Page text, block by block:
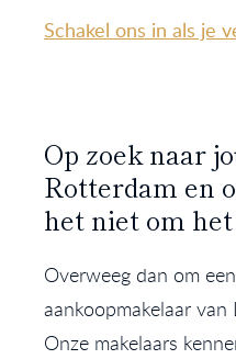
Schakel ons in als je
Op zoek naar
Rotterdam en
het niet om
Overweeg dan om
aankoopmakelaar van
Onze makelaars